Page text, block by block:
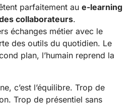
parfaitement au e-learning
collaborateurs.
échanges métier avec le
des outils du quotidien. Le
plan, l’humain reprend la
c’est l’équilibre. Trop de
Trop de présentiel sans